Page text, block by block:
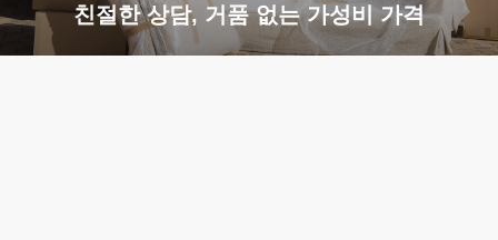
친절한 상담, 거품 없는 가성비 가격